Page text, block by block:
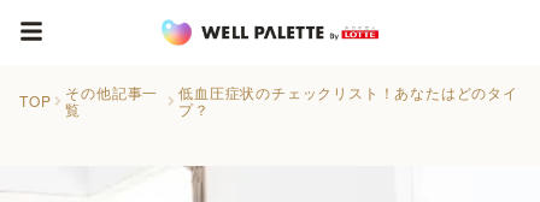
TOP
その他記事一
覧
低血圧症状のチェックリスト！あなたはどのタイ
プ？